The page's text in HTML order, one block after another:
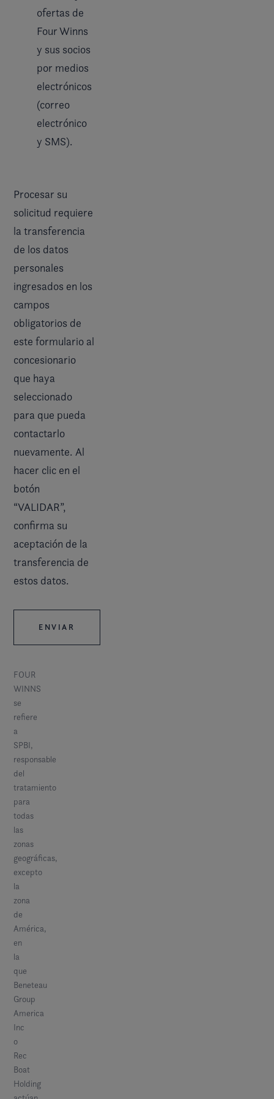
ofertas de
Four Winns
y sus socios
por medios
electrónicos
(correo
electrónico
y SMS).
Procesar su
solicitud requiere
la transferencia
de los datos
personales
ingresados en los
campos
obligatorios de
este formulario al
concesionario
que haya
seleccionado
para que pueda
contactarlo
nuevamente. Al
hacer clic en el
botón
“VALIDAR”,
confirma su
aceptación de la
transferencia de
estos datos.
FOUR
WINNS
se
refiere
a
SPBI,
responsable
del
tratamiento
para
todas
las
zonas
geográficas,
excepto
la
zona
de
América,
en
la
que
Beneteau
Group
America
Inc
o
Rec
Boat
Holding